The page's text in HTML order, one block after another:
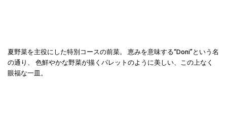
夏野菜を主役にした特別コースの前菜。 恵みを意味する“Doni”という名
の通り、 色鮮やかな野菜が描くパレットのように美しい、この上なく
眼福な一皿。